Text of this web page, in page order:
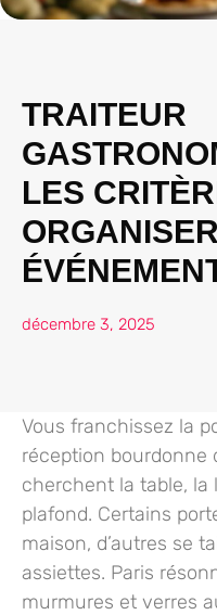
TRAITEUR
LES
décembre 3, 2025
Vous franchissez la
réception bourdonne
cherchent la table,
plafond. Certains
maison, d’autres se
assiettes. Paris
murmures et verres